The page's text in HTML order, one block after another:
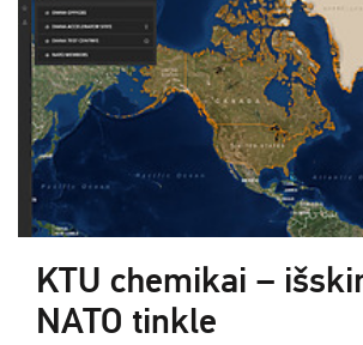
KTU chemikai –
NATO tinkle